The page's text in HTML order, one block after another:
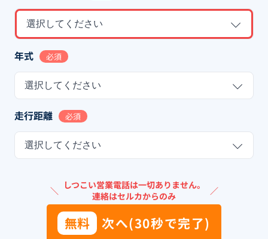
選択してください
年式 必須
選択してください
走行距離 必須
選択してください
＼ しつこい営業電話は一切ありません。
連絡はセルカからのみ
／
無料 次へ(30秒で完了)